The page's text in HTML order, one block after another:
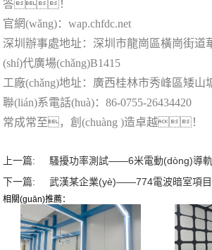
答！
官網(wǎng)：wap.chfdc.net
深圳辦事處地址：深圳市龍崗區橫崗街道
(shí)代廣場(chǎng)B1415
工廠(chǎng)地址：廣西桂林市秀峰區矮山
聯(lián)系電話(huà)：86-0755-26434420
常成常至，創(chuàng )造卓越！
上一篇:
騷擾功率測試——6米電動(dòng)導軌
下一篇:
武漢某企業(yè)——774電波暗室項目
相關(guān)推薦：